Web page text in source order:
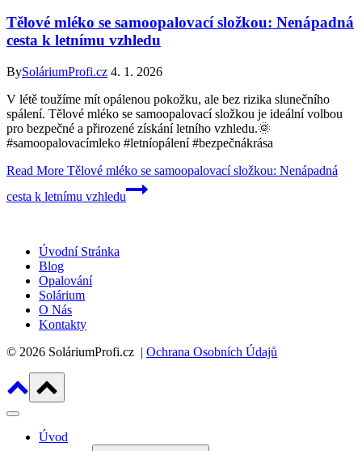
Tělové mléko se samoopalovací složkou: Nenápadná
cesta k letnímu vzhledu
BySoláriumProfi.cz 4. 1. 2026
V létě toužíme mít opálenou pokožku, ale bez rizika slunečního
spálení. Tělové mléko se samoopalovací složkou je ideální volbou
pro bezpečné a přirozené získání letního vzhledu.🌞
#samoopalovacímleko #letníopálení #bezpečnákrása
Read More Tělové mléko se samoopalovací složkou: Nenápadná
cesta k letnímu vzhledu
Úvodní Stránka
Blog
Opalování
Solárium
O Nás
Kontakty
© 2026 SoláriumProfi.cz | Ochrana Osobních Údajů
Úvod